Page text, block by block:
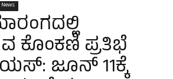
News
ಕೊಂಕಣಿ ಪ್ರತಿಭೆ
ಜೂನ್ 11ಕ್ಕೆ